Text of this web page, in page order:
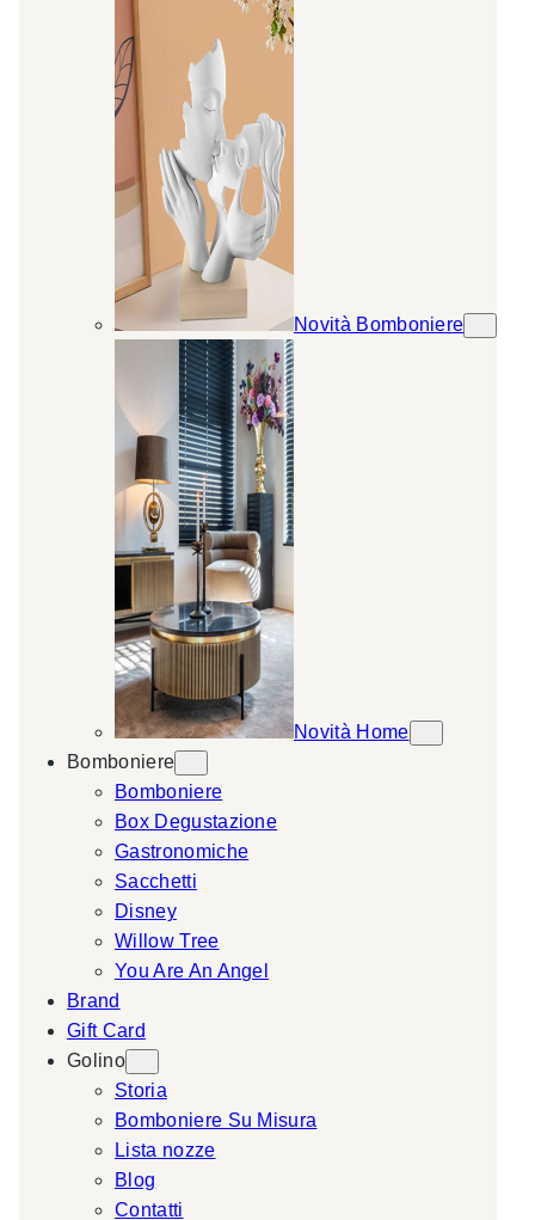
Novità Bomboniere
Novità Home
Bomboniere
Bomboniere
Box Degustazione
Gastronomiche
Sacchetti
Disney
Willow Tree
You Are An Angel
Brand
Gift Card
Golino
Storia
Bomboniere Su Misura
Lista nozze
Blog
Contatti